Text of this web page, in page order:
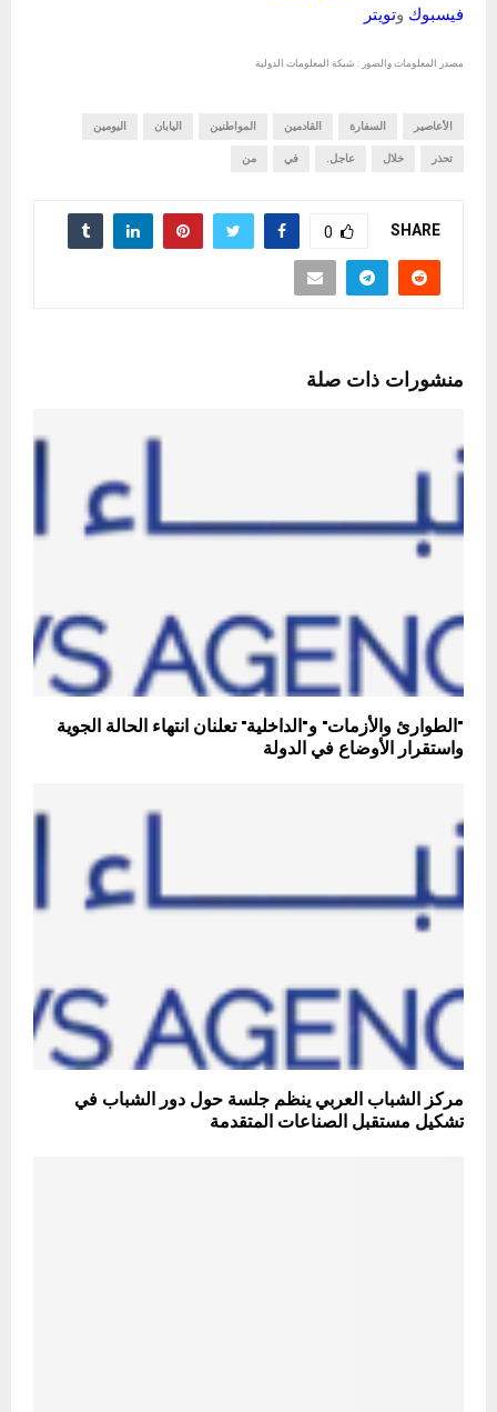
فيسبوك وتويتر
مصدر المعلومات والصور : شبكة المعلومات الدولية
الأعاصير السفارة القادمين المواطنين اليابان اليومين
تحذر خلال عاجل. في من
SHARE
0
منشورات ذات صلة
"الطوارئ والأزمات" و"الداخلية" تعلنان انتهاء الحالة الجوية
واستقرار الأوضاع في الدولة
مركز الشباب العربي ينظم جلسة حول دور الشباب في
تشكيل مستقبل الصناعات المتقدمة